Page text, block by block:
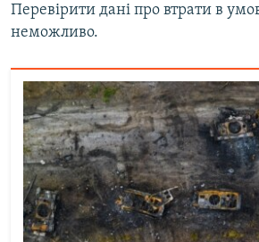
Перевірити дані про втрати в
неможливо.